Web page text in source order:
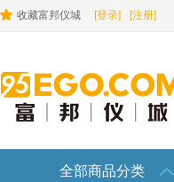
收藏富邦仪城 [登录] [注册]
全部商品分类